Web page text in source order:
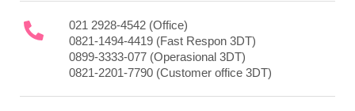
021 2928-4542(Office)
0821-1494-4419(Fast Respon 3DT)
0899-3333-077(Operasional 3DT)
0821-2201-7790(Customer office 3DT)